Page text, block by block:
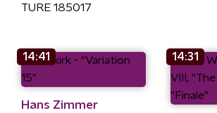
TURE 185017
14:41
Hans Zimmer
14:31